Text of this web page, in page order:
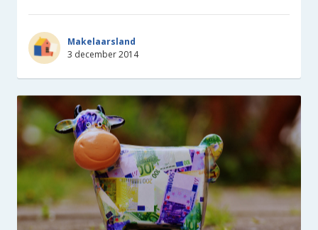
Makelaarsland
3 december 2014